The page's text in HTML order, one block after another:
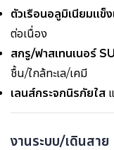
ตัวเรือนอลูมิเนียมแข็
ต่อเนื่อง
สกรู/ฟาสเทนเนอร์
ชื้น/ใกล้ทะเล/เคมี
เลนส์กระจกนิรภัยใส
งานระบบ/เดินสาย